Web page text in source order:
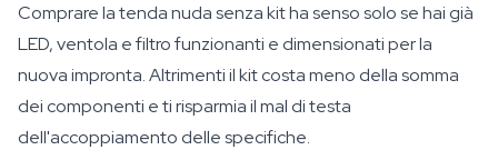
Comprare la tenda nuda senza kit ha senso solo se hai già
LED, ventola e filtro funzionanti e dimensionati per la
nuova impronta. Altrimenti il kit costa meno della somma
dei componenti e ti risparmia il mal di testa
dell'accoppiamento delle specifiche.